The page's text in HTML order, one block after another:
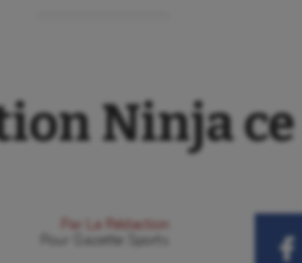
Ninja
Par
La Rédaction
Gazette Sports